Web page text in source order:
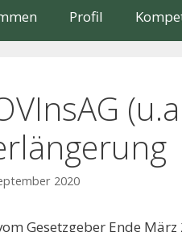
Profil
2020
Gesetzgeber Ende